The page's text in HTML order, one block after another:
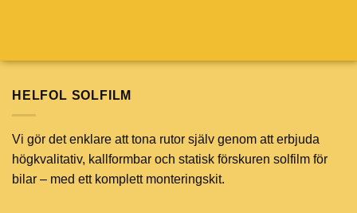
HELFOL SOLFILM
Vi gör det enklare att tona rutor själv genom att erbjuda
högkvalitativ, kallformbar och statisk förskuren solfilm för
bilar – med ett komplett monteringskit.